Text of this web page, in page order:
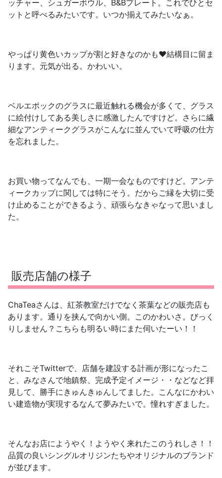
ッチャー、シュガーボウル、B&Bプレート。これでひとセ
ットと呼べるみたいです。いつか揃えてみたいなぁ。
やっぱり黄色いカップが割と好きなのかも❤️結構目に留ま
ります。元気が出る。かわいい。
ベルエポックのグラスに最近触れる機会が多くて、グラス
に絵付けしてある美しさに感激したんですけど。さらに繊
細なアンティークグラスがこんなに並んでいて呼吸の仕方
を忘れました。
お買い物ってなんでも、一期一会なものですけど。アンテ
ィークカップに関しては特にそう。だからご縁を大切に受
け止めることができるよう、頑張らなきゃなって思いまし
た。
販売店舗の様子
ChaTeaさんは、紅茶教室だけでなく茶葉などの販売店も
あります。通りを挟んで向かい側。このかわいさ。びっく
りしません？こちらも明るい時にまた伺いたーい！！
それこそTwitterで、店舗を建設する計画が形になったこ
と、みなさんで地鎮祭、完成予定イメージ・・などなど拝
見して、勝手にきゅんきゅんしてました。こんなにかわい
い建造物が実現するなんて夢みたいで。憧れすぎました。
そんなお店にようやく！ようやく来れたこのうれしさ！！
品質の良いシングルオリジンたちやオリジナルのブランド
が並びます。